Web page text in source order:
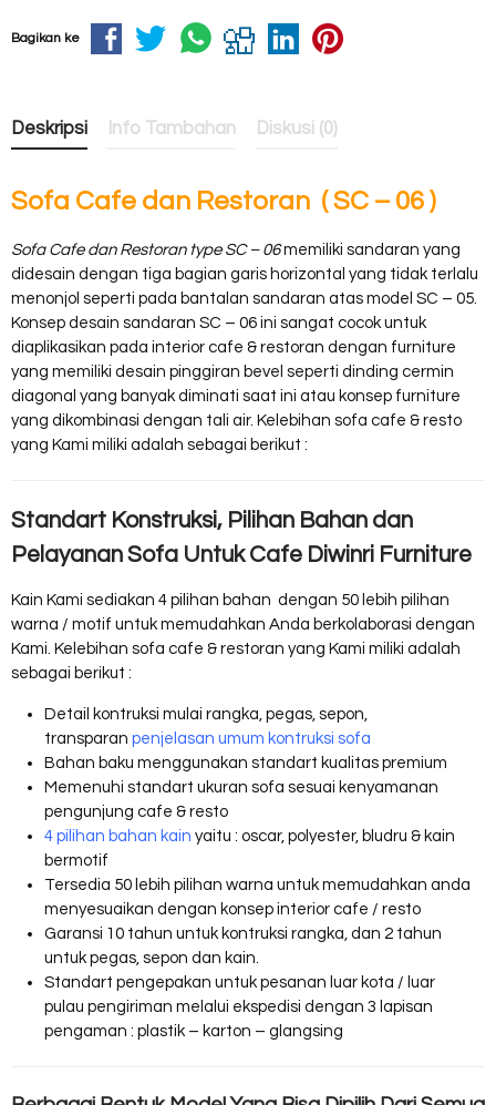
Bagikan ke
Deskripsi Info Tambahan Diskusi (0)
Sofa Cafe dan Restoran ( SC – 06 )
Sofa Cafe dan Restoran type SC – 06memiliki sandaran yang
didesain dengan tiga bagian garis horizontal yang tidak terlalu
menonjol seperti pada bantalan sandaran atas model SC – 05.
Konsep desain sandaran SC – 06 ini sangat cocok untuk
diaplikasikan pada interior cafe & restoran dengan furniture
yang memiliki desain pinggiran bevel seperti dinding cermin
diagonal yang banyak diminati saat ini atau konsep furniture
yang dikombinasi dengan tali air. Kelebihan sofa cafe & resto
yang Kami miliki adalah sebagai berikut :
Standart Konstruksi, Pilihan Bahan dan
Pelayanan Sofa Untuk Cafe Diwinri Furniture
Kain Kami sediakan 4 pilihan bahan dengan 50 lebih pilihan
warna / motif untuk memudahkan Anda berkolaborasi dengan
Kami. Kelebihan sofa cafe & restoran yang Kami miliki adalah
sebagai berikut :
Detail kontruksi mulai rangka, pegas, sepon,
transparan penjelasan umum kontruksi sofa
Bahan baku menggunakan standart kualitas premium
Memenuhi standart ukuran sofa sesuai kenyamanan
pengunjung cafe & resto
4 pilihan bahan kain yaitu : oscar, polyester, bludru & kain
bermotif
Tersedia 50 lebih pilihan warna untuk memudahkan anda
menyesuaikan dengan konsep interior cafe / resto
Garansi 10 tahun untuk kontruksi rangka, dan 2 tahun
untuk pegas, sepon dan kain.
Standart pengepakan untuk pesanan luar kota / luar
pulau pengiriman melalui ekspedisi dengan 3 lapisan
pengaman : plastik – karton – glangsing